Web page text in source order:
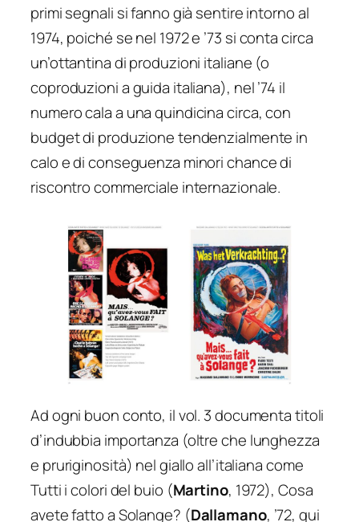
primi segnali si fanno già sentire intorno al
1974, poiché se nel 1972 e ’73 si conta circa
un’ottantina di produzioni italiane (o
coproduzioni a guida italiana), nel ’74 il
numero cala a una quindicina circa, con
budget di produzione tendenzialmente in
calo e di conseguenza minori chance di
riscontro commerciale internazionale.
Ad ogni buon conto, il vol. 3 documenta titoli
d’indubbia importanza (oltre che lunghezza
e pruriginosità) nel giallo all’italiana come
Tutti i colori del buio (Martino, 1972), Cosa
avete fatto a Solange? (Dallamano, ’72, qui